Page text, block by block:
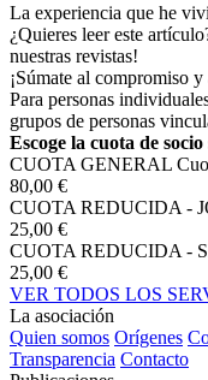
La experiencia que he
¿Quieres leer este
nuestras revistas!
¡Súmate al compromiso y
Para personas
grupos de personas
Escoge la cuota de
CUOTA GENERAL
80,00 €
CUOTA REDUCIDA -
25,00 €
CUOTA REDUCIDA -
25,00 €
VER TODOS LOS
La asociación
Quien somos Orígenes
Transparencia Contacto